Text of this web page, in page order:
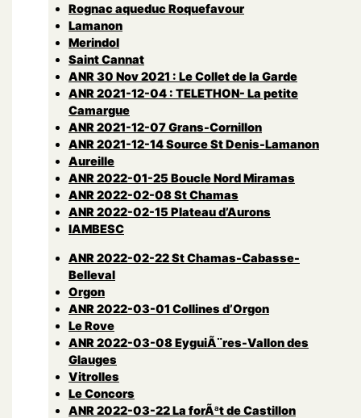
Rognac aqueduc Roquefavour
Lamanon
Merindol
Saint Cannat
ANR 30 Nov 2021 : Le Collet de la Garde
ANR 2021-12-04 : TELETHON- La petite
Camargue
ANR 2021-12-07 Grans-Cornillon
ANR 2021-12-14 Source St Denis-Lamanon
Aureille
ANR 2022-01-25 Boucle Nord Miramas
ANR 2022-02-08 St Chamas
ANR 2022-02-15 Plateau d’Aurons
lAMBESC
ANR 2022-02-22 St Chamas-Cabasse-
Belleval
Orgon
ANR 2022-03-01 Collines d’Orgon
Le Rove
ANR 2022-03-08 EyguiÃ¨res-Vallon des
Glauges
Vitrolles
Le Concors
ANR 2022-03-22 La forÃªt de Castillon